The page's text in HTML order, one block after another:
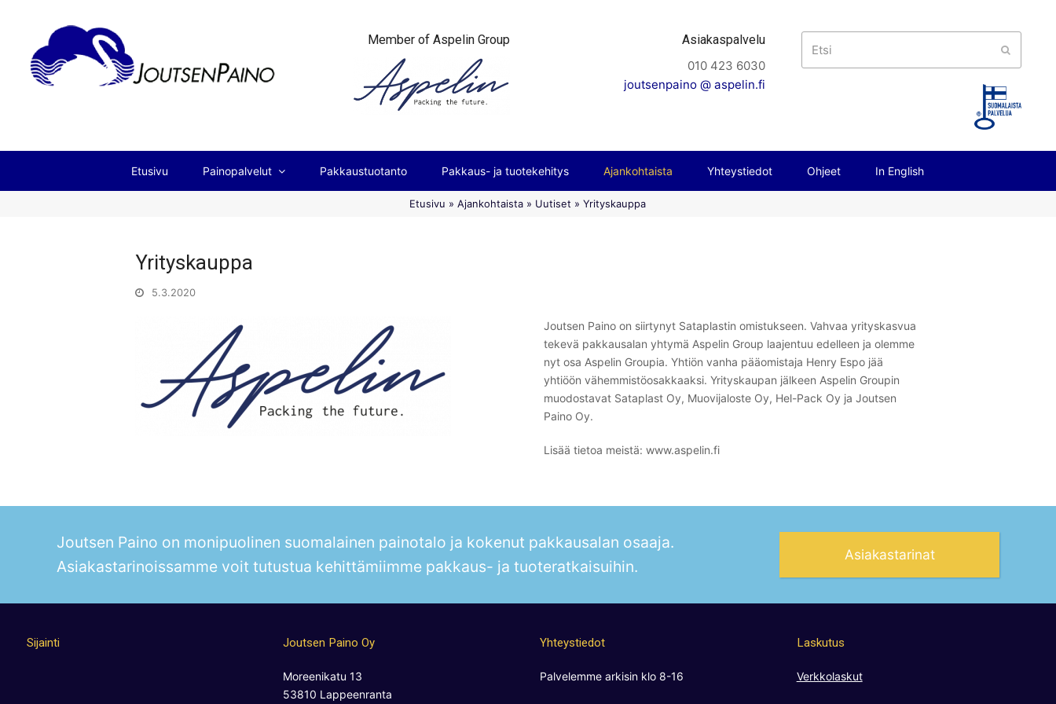
Member of Aspelin Group
Asiakaspalvelu
010 423 6030
joutsenpaino @ aspelin.fi
Etusivu Painopalvelut Pakkaustuotanto Pakkaus- ja tuotekehitys Ajankohtaista Yhteystiedot Ohjeet In English
Etusivu »Ajankohtaista » Uutiset »Yrityskauppa
Yrityskauppa
5.3.2020
Joutsen Paino on siirtynyt Sataplastin omistukseen. Vahvaa yrityskasvua
tekevä pakkausalan yhtymä Aspelin Group laajentuu edelleen ja olemme
nyt osa Aspelin Groupia. Yhtiön vanha pääomistaja Henry Espo jää
yhtiöön vähemmistöosakkaaksi. Yrityskaupan jälkeen Aspelin Groupin
muodostavat Sataplast Oy, Muovijaloste Oy, Hel-Pack Oy ja Joutsen
Paino Oy.
Lisää tietoa meistä: www.aspelin.fi
Joutsen Paino on monipuolinen suomalainen painotalo ja kokenut pakkausalan osaaja.
Asiakastarinoissamme voit tutustua kehittämiimme pakkaus- ja tuoteratkaisuihin.
Asiakastarinat
Sijainti Joutsen Paino Oy
Moreenikatu 13
53810 Lappeenranta
Yhteystiedot
Palvelemme arkisin klo 8-16
Laskutus
Verkkolaskut